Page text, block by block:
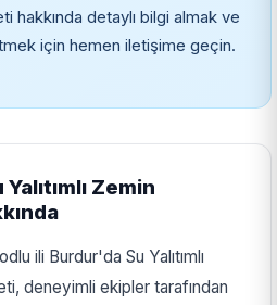
hakkında detaylı bilgi almak ve
için hemen iletişime geçin.
Zemin
ili Burdur'da Su Yalıtımlı
deneyimli ekipler tarafından